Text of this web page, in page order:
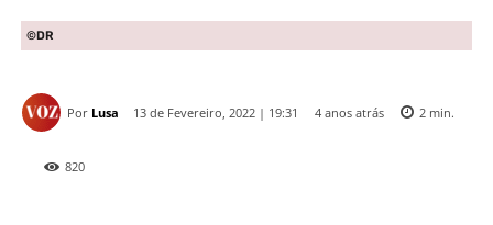
©DR
Por Lusa 13 de Fevereiro, 2022 | 19:31 4 anos atrás 2 min.
820